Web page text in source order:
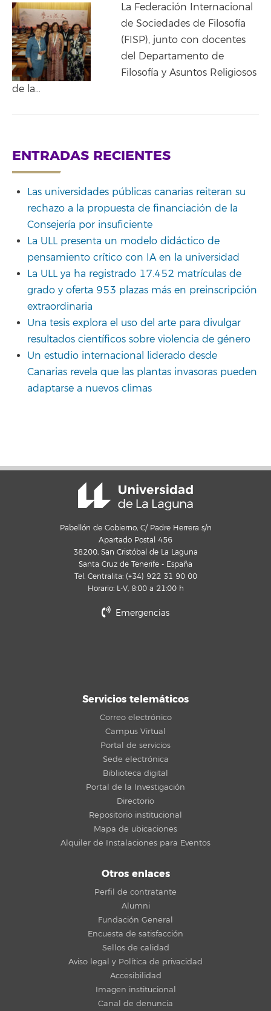
La Federación Internacional
de Sociedades de Filosofía
(FISP), junto con docentes
del Departamento de
Filosofía y Asuntos Religiosos
de la…
ENTRADAS RECIENTES
Las universidades públicas canarias reiteran su
rechazo a la propuesta de financiación de la
Consejería por insuficiente
La ULL presenta un modelo didáctico de
pensamiento crítico con IA en la universidad
La ULL ya ha registrado 17.452 matrículas de
grado y oferta 953 plazas más en preinscripción
extraordinaria
Una tesis explora el uso del arte para divulgar
resultados científicos sobre violencia de género
Un estudio internacional liderado desde
Canarias revela que las plantas invasoras pueden
adaptarse a nuevos climas
Pabellón de Gobierno, C/ Padre Herrera s/n
Apartado Postal 456
38200, San Cristóbal de La Laguna
Santa Cruz de Tenerife - España
Tel. Centralita: (+34) 922 31 90 00
Horario: L-V, 8:00 a 21:00 h
Emergencias
Servicios telemáticos
Correo electrónico
Campus Virtual
Portal de servicios
Sede electrónica
Biblioteca digital
Portal de la Investigación
Directorio
Repositorio institucional
Mapa de ubicaciones
Alquiler de Instalaciones para Eventos
Otros enlaces
Perfil de contratante
Alumni
Fundación General
Encuesta de satisfacción
Sellos de calidad
Aviso legal y Política de privacidad
Accesibilidad
Imagen institucional
Canal de denuncia